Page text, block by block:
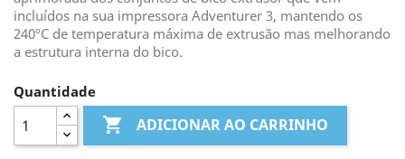
incluídos na sua impressora Adventurer 3, mantendo os
240ºC de temperatura máxima de extrusão mas melhorando
a estrutura interna do bico.
Quantidade
 ADICIONAR AO CARRINHO